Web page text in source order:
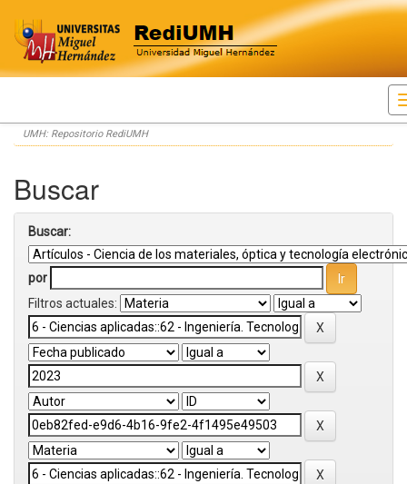
Skip
navigation
UMH: Repositorio RediUMH
Buscar
Buscar:
por
Filtros actuales: